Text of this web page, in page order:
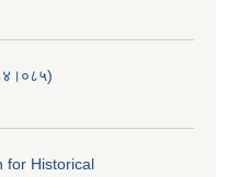
for Historical